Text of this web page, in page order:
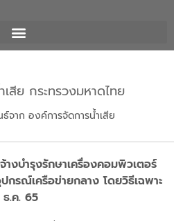
สีย กระทรวงมหาดไทย
จาก องค์การจัดการน้ำเสีย
างบำรุงรักษาเครื่องคอมพิวเตอร์
รณ์เครือข่ายกลาง โดยวิธีเฉพาะ
.ค. 65